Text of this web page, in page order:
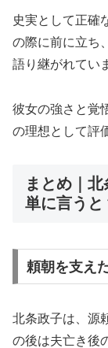
史実として正確
の際に前に立ち
語り継がれてい
彼女の強さと覚
の理想として評
まとめ｜
単に言うと
頼朝を支え
北条政子は、源
の後は夫亡き後